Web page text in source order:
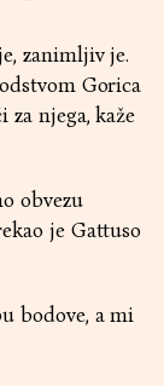
zanimljiv je.
Gorica
njega, kaže
obvezu
je Gattuso
bodove, a mi